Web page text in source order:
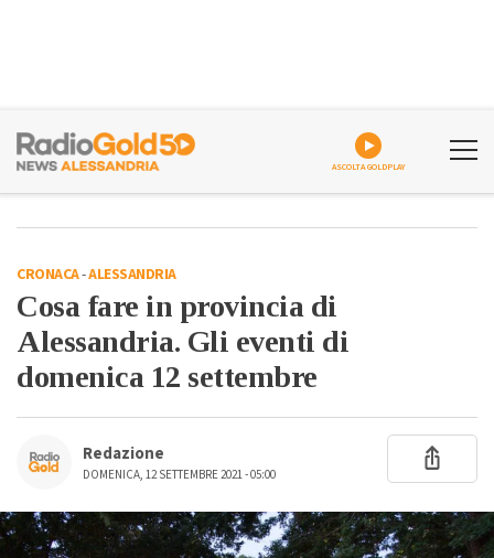
ASCOLTA GOLDPLAY
CRONACA-ALESSANDRIA
Cosa fare in provincia di
Alessandria. Gli eventi di
domenica 12 settembre
Redazione
DOMENICA, 12 SETTEMBRE 2021 - 05:00